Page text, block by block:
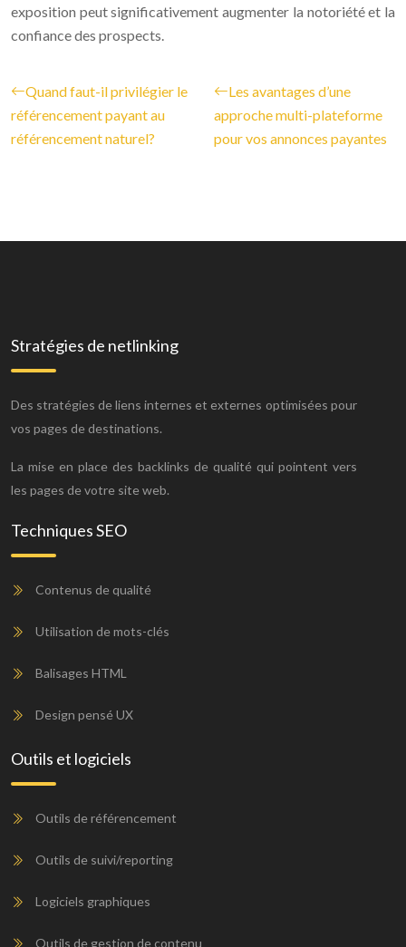
exposition peut significativement augmenter la notoriété et la
confiance des prospects.
Quand faut-il privilégier le
référencement payant au
référencement naturel?
Les avantages d’une
approche multi-plateforme
pour vos annonces payantes
Stratégies de netlinking
Des stratégies de liens internes et externes optimisées pour
vos pages de destinations.
La mise en place des backlinks de qualité qui pointent vers
les pages de votre site web.
Techniques SEO
Contenus de qualité
Utilisation de mots-clés
Balisages HTML
Design pensé UX
Outils et logiciels
Outils de référencement
Outils de suivi/reporting
Logiciels graphiques
Outils de gestion de contenu